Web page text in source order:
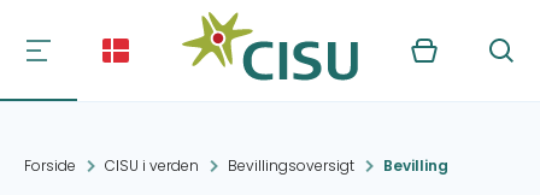
Kurv Søg
Forside CISU i verden Bevillingsoversigt Bevilling